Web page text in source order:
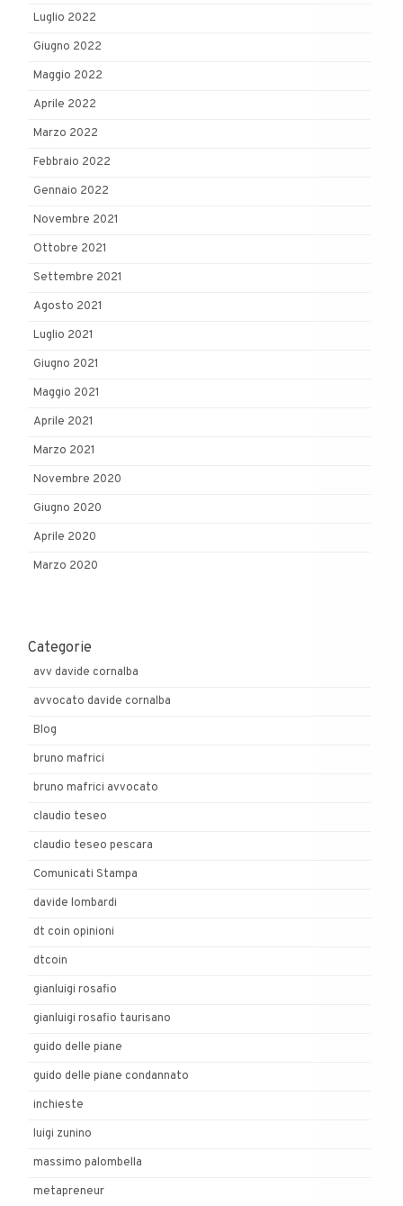
Luglio 2022
Giugno 2022
Maggio 2022
Aprile 2022
Marzo 2022
Febbraio 2022
Gennaio 2022
Novembre 2021
Ottobre 2021
Settembre 2021
Agosto 2021
Luglio 2021
Giugno 2021
Maggio 2021
Aprile 2021
Marzo 2021
Novembre 2020
Giugno 2020
Aprile 2020
Marzo 2020
Categorie
avv davide cornalba
avvocato davide cornalba
Blog
bruno mafrici
bruno mafrici avvocato
claudio teseo
claudio teseo pescara
Comunicati Stampa
davide lombardi
dt coin opinioni
dtcoin
gianluigi rosafio
gianluigi rosafio taurisano
guido delle piane
guido delle piane condannato
inchieste
luigi zunino
massimo palombella
metapreneur